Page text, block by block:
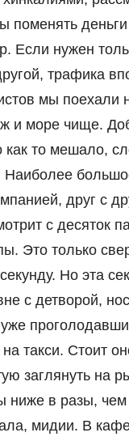
поменять
Если нужен
трафика
мы поехали
и море чище.
как то мешало,
Наиболее
друг с
с десяток
Это только
Но эта
с детворой,
такси. Стоит
заглянуть
в разы, чем
мидии. В